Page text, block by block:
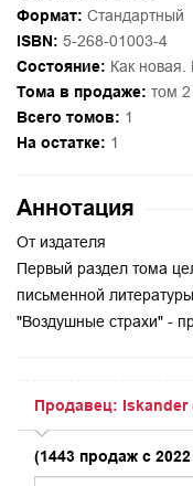
Формат: Стандартный
ISBN: 5-268-01003-4
Состояние: Как новая.
Тома в продаже: том 2
Всего томов: 1
На остатке: 1
Аннотация
От издателя
Первый раздел тома
письменной
"Воздушные страхи" -
Продавец: Iskander
(1443 продаж с 2022